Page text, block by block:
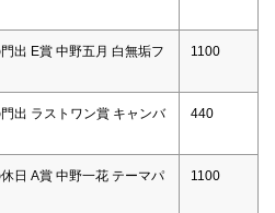
出 E賞 中野五月 白無垢フ
1100
出 ラストワン賞 キャンバ
440
日 A賞 中野一花 テーマパ
1100